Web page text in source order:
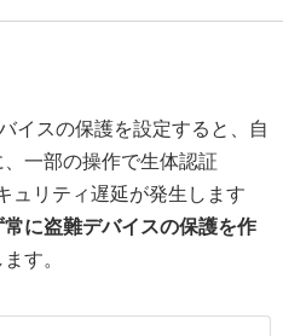
イスの保護を設定すると、自
一部の操作で生体認証
ュリティ遅延が発生します
に盗難デバイスの保護を作
す。